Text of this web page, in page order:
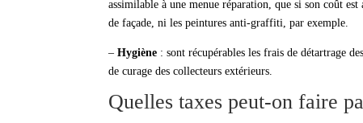
assimilable à une menue réparation, que si son coût
de façade, ni les peintures anti-graffiti, par exemple.
–Hygiène : sont récupérables les frais de détartrage
de curage des collecteurs extérieurs.
Quelles taxes peut-on faire